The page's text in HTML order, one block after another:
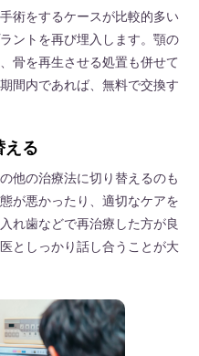
術をするケースが比較的多い
ントを再び埋入します。顎の
骨を再生させる処置も併せて
間内であれば、無料で交換す
える
他の治療法に切り替えるのも
が悪かったり、適切なケアを
れ歯などで再治療した方が良
としっかり話し合うことが大